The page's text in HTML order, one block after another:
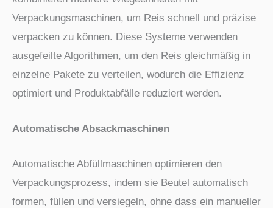
Verpackungsmaschinen, um Reis schnell und präzise
verpacken zu können. Diese Systeme verwenden
ausgefeilte Algorithmen, um den Reis gleichmäßig in
einzelne Pakete zu verteilen, wodurch die Effizienz
optimiert und Produktabfälle reduziert werden.
Automatische Absackmaschinen
Automatische Abfüllmaschinen optimieren den
Verpackungsprozess, indem sie Beutel automatisch
formen, füllen und versiegeln, ohne dass ein manueller